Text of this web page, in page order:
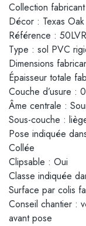
Collection
Décor : Texas
Référence :
Type : sol PVC
Dimensions
Épaisseur totale
Couche d’usure :
Âme centrale :
Sous-couche :
Pose indiquée
Collée
Clipsable : Oui
Classe indiquée
Surface par colis
Conseil chantier :
avant pose